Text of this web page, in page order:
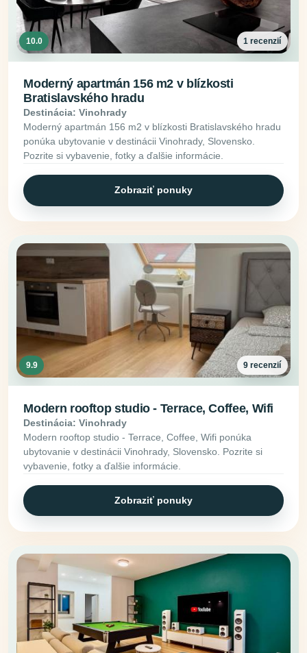
10.0 1 recenzií
Moderný apartmán 156 m2 v blízkosti
Bratislavského hradu
Destinácia: Vinohrady
Moderný apartmán 156 m2 v blízkosti Bratislavského hradu
ponúka ubytovanie v destinácii Vinohrady, Slovensko.
Pozrite si vybavenie, fotky a ďalšie informácie.
Zobraziť ponuky
9.9 9 recenzií
Modern rooftop studio - Terrace, Coffee, Wifi
Destinácia: Vinohrady
Modern rooftop studio - Terrace, Coffee, Wifi ponúka
ubytovanie v destinácii Vinohrady, Slovensko. Pozrite si
vybavenie, fotky a ďalšie informácie.
Zobraziť ponuky